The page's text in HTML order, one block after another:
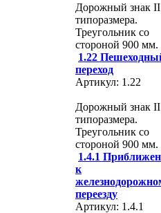
Дорожный знак II
типоразмера.
Треугольник со
стороной 900 мм.
1.22
переход
Артикул: 1.22
Дорожный знак II
типоразмера.
Треугольник со
стороной 900 мм.
1.4.1
к
переезду
Артикул: 1.4.1